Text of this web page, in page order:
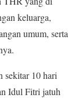
keluarga,
umum, serta
sekitar 10 hari
Idul Fitri jatuh